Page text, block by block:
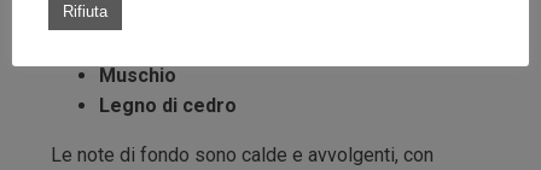
Sandalo
Muschio
Legno di cedro
Le note di fondo sono calde e avvolgenti, con
Rifiuta